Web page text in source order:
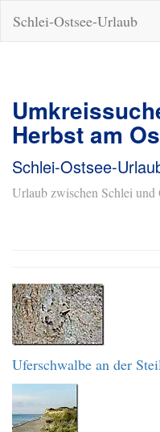
Schlei-Ostsee-Urlaub
Herbst am
Schlei-Ostsee-
Urlaub zwischen Schlei und
Uferschwalbe an der